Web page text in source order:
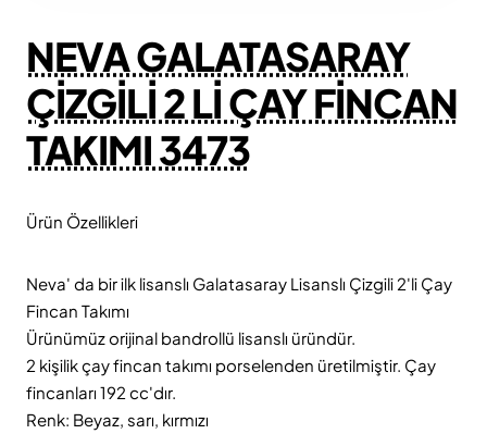
NEVA GALATASARAY
ÇİZGİLİ 2 Lİ ÇAY FİNCAN
TAKIMI 3473
Ürün Özellikleri
Neva' da bir ilk lisanslı Galatasaray Lisanslı Çizgili 2'li Çay
Fincan Takımı
Ürünümüz orijinal bandrollü lisanslı üründür.
2 kişilik çay fincan takımı porselenden üretilmiştir. Çay
fincanları 192 cc'dır.
Renk: Beyaz, sarı, kırmızı